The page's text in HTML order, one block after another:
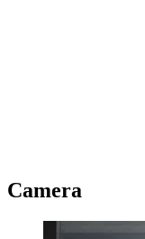
Camera